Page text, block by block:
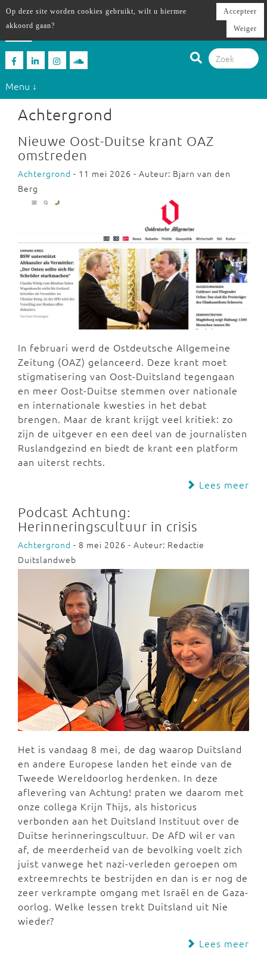
Menu ↓
Achtergrond
Nieuwe Oost-Duitse krant OAZ
omstreden
Achtergrond - 11 mei 2026 - Auteur: Bjarn van den
Berg
In februari werd de Ostdeutsche Allgemeine
Zeitung (OAZ) gelanceerd. Deze krant moet
stigmatisering van Oost-Duitsland tegengaan
en meer Oost-Duitse stemmen over nationale
en internationale kwesties in het debat
brengen. Maar de krant krijgt veel kritiek: zo
zijn de uitgever en een deel van de journalisten
Ruslandgezind en biedt de krant een platform
aan uiterst rechts.
Lees meer
Podcast Achtung:
Herinneringscultuur in crisis
Achtergrond - 8 mei 2026 - Auteur: Redactie
Duitslandweb
Het is vandaag 8 mei, de dag waarop Duitsland
en andere Europese landen het einde van de
Tweede Wereldoorlog herdenken. In deze
aflevering van Achtung! praten we daarom met
onze collega Krijn Thijs, als historicus
verbonden aan het Duitsland Instituut over de
Duitse herinneringscultuur. De AfD wil er van
af, de meerderheid van de bevolking voelt zich
juist vanwege het nazi-verleden geroepen om
extreemrechts te bestrijden en dan is er nog de
zeer verkrampte omgang met Israël en de Gaza-
oorlog. Welke lessen trekt Duitsland uit Nie
wieder?
Lees meer
Op deze site worden cookies gebruikt, wilt u hiermee
akkoord gaan?
Accepteer
Weiger